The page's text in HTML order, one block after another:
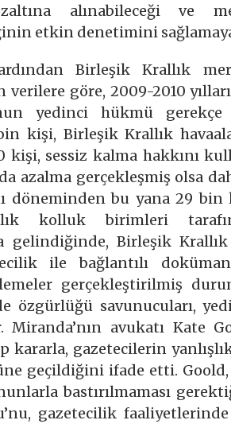
alınabileceği ve
etkin denetimini sağlamaya
Birleşik Krallık
verilere göre, 2009-2010
yedinci hükmü gerekçe
kişi, Birleşik Krallık
kişi, sessiz kalma hakkını
azalma gerçekleşmiş olsa
döneminden bu yana 29
kolluk birimleri
gelindiğinde, Birleşik
ile bağlantılı
gerçekleştirilmiş
özgürlüğü savunucuları,
Miranda’nın avukatı Kate
kararla, gazetecilerin
geçildiğini ifade etti.
bastırılmaması
gazetecilik